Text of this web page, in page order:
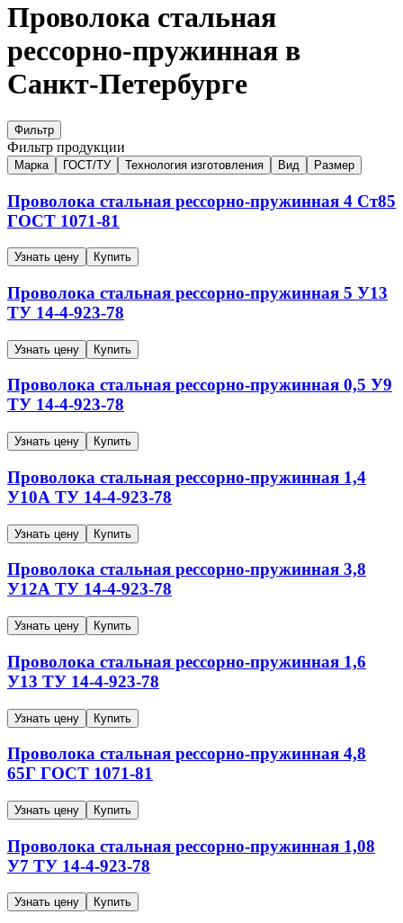
Проволока стальная
рессорно-пружинная в
Санкт-Петербурге
Фильтр
Фильтр продукции
Марка ГОСТ/ТУ Технология изготовления Вид Размер
Проволока стальная рессорно-пружинная 4 Ст85
ГОСТ 1071-81
Узнать цену Купить
Проволока стальная рессорно-пружинная 5 У13
ТУ 14-4-923-78
Узнать цену Купить
Проволока стальная рессорно-пружинная 0,5 У9
ТУ 14-4-923-78
Узнать цену Купить
Проволока стальная рессорно-пружинная 1,4
У10А ТУ 14-4-923-78
Узнать цену Купить
Проволока стальная рессорно-пружинная 3,8
У12А ТУ 14-4-923-78
Узнать цену Купить
Проволока стальная рессорно-пружинная 1,6
У13 ТУ 14-4-923-78
Узнать цену Купить
Проволока стальная рессорно-пружинная 4,8
65Г ГОСТ 1071-81
Узнать цену Купить
Проволока стальная рессорно-пружинная 1,08
У7 ТУ 14-4-923-78
Узнать цену Купить